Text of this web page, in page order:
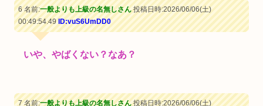
6 名前:一般よりも上級の名無しさん投稿日時:2026/06/06(土)
00:49:54.49ID:vuS6UmDD0
いや、やばくない？なあ？
7 名前:一般よりも上級の名無しさん投稿日時:2026/06/06(土)